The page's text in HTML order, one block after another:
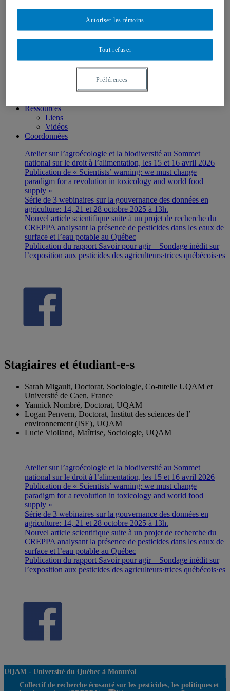
Membres OBNL
Publications
Conférences
Organisation de colloques, conférences et séminaires
Ressources
Liens
Vidéos
Coordonnées
Atelier sur l’agroécologie et la biodiversité au Sommet
national sur le droit à l’alimentation, les 15 et 16 avril 2026
Publication de « Scientists’ warning: we must change
paradigm for a revolution in toxicology and world food
supply »
Série de 3 webinaires sur la gouvernance des données en
agriculture: 14, 21 et 28 octobre 2025 à 13h.
Nouvel article scientifique suite à un projet de recherche du
CREPPA analysant la présence de pesticides dans les eaux de
surface et l’eau potable au Québec
Publication du rapport Savoir pour agir – Sondage inédit sur
l’exposition aux pesticides des agriculteurs·trices québécois·es
Stagiaires et étudiant-e-s
Sarah Migault, Doctorat, Sociologie, Co-tutelle UQAM et
Université de Caen, France
Yannick Nombré, Doctorat, UQAM
Logan Penvern, Doctorat, Institut des sciences de l’
environnement (ISE), UQAM
Lucie Violland, Maîtrise, Sociologie, UQAM
Atelier sur l’agroécologie et la biodiversité au Sommet
national sur le droit à l’alimentation, les 15 et 16 avril 2026
Publication de « Scientists’ warning: we must change
paradigm for a revolution in toxicology and world food
supply »
Série de 3 webinaires sur la gouvernance des données en
agriculture: 14, 21 et 28 octobre 2025 à 13h.
Nouvel article scientifique suite à un projet de recherche du
CREPPA analysant la présence de pesticides dans les eaux de
surface et l’eau potable au Québec
Publication du rapport Savoir pour agir – Sondage inédit sur
l’exposition aux pesticides des agriculteurs·trices québécois·es
UQAM - Université du Québec à Montréal
Collectif de recherche écosanté sur les pesticides, les politiques et
Tout refuser
Autoriser les témoins
Préférences